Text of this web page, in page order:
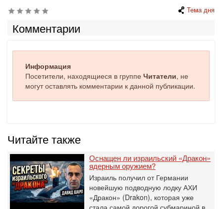
Тема дня
Комментарии
Информация
Посетители, находящиеся в группе Читатели, не
могут оставлять комментарии к данной публикации.
Читайте также
Оснащен ли израильский «Дракон»
ядерным оружием?
Израиль получил от Германии
новейшую подводную лодку АХИ
«Дракон» (Drakon), которая уже
стала самой дорогой субмариной в